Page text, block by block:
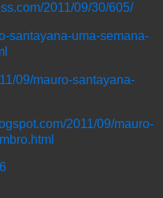
2011/09/30/605/
santayana-uma-semana-
09/mauro-santayana-
2011/09/mauro-